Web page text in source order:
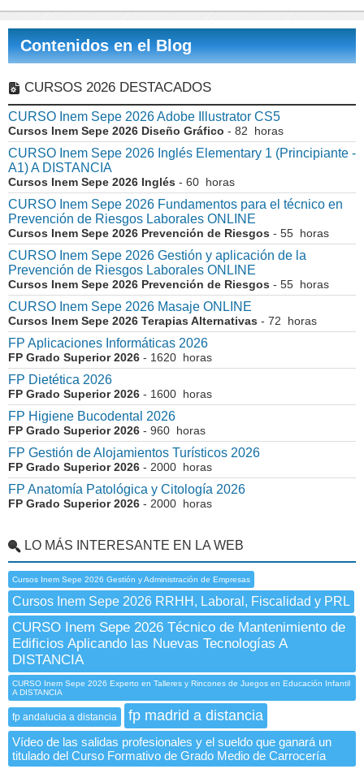
Contenidos en el Blog
CURSOS 2026 DESTACADOS
CURSO Inem Sepe 2026 Adobe Illustrator CS5
Cursos Inem Sepe 2026 Diseño Gráfico - 82 horas
CURSO Inem Sepe 2026 Inglés Elementary 1 (Principiante -
A1) A DISTANCIA
Cursos Inem Sepe 2026 Inglés - 60 horas
CURSO Inem Sepe 2026 Fundamentos para el técnico en
Prevención de Riesgos Laborales ONLINE
Cursos Inem Sepe 2026 Prevención de Riesgos - 55 horas
CURSO Inem Sepe 2026 Gestión y aplicación de la
Prevención de Riesgos Laborales ONLINE
Cursos Inem Sepe 2026 Prevención de Riesgos - 55 horas
CURSO Inem Sepe 2026 Masaje ONLINE
Cursos Inem Sepe 2026 Terapias Alternativas - 72 horas
FP Aplicaciones Informáticas 2026
FP Grado Superior 2026 - 1620 horas
FP Dietética 2026
FP Grado Superior 2026 - 1600 horas
FP Higiene Bucodental 2026
FP Grado Superior 2026 - 960 horas
FP Gestión de Alojamientos Turísticos 2026
FP Grado Superior 2026 - 2000 horas
FP Anatomía Patológica y Citología 2026
FP Grado Superior 2026 - 2000 horas
LO MÁS INTERESANTE EN LA WEB
Cursos Inem Sepe 2026 Gestión y Administración de Empresas
Cursos Inem Sepe 2026 RRHH, Laboral, Fiscalidad y PRL
CURSO Inem Sepe 2026 Técnico de Mantenimiento de
Edificios Aplicando las Nuevas Tecnologías A
DISTANCIA
CURSO Inem Sepe 2026 Experto en Talleres y Rincones de Juegos en Educación Infantil
A DISTANCIA
fp andalucia a distancia fp madrid a distancia
Vídeo de las salidas profesionales y el sueldo que ganará un
titulado del Curso Formativo de Grado Medio de Carrocería